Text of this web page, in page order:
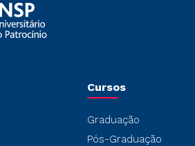
Cursos
Graduação
Pós-Graduação